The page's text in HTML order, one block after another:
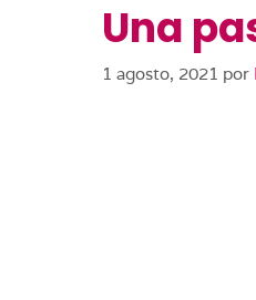
Una
1 agosto, 2021 por